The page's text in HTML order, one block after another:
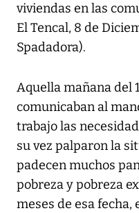
viviendas en las
El Tencal, 8 de
Spadadora).
Aquella mañana del
comunicaban al
trabajo las
su vez palparon la
padecen muchos
pobreza y pobreza
meses de esa